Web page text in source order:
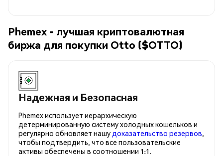
Phemex - лучшая криптовалютная
биржа для покупки Otto ($OTTO)
Надежная и Безопасная
Phemex использует иерархическую
детерминированную систему холодных кошельков и
регулярно обновляет нашу доказательство резервов,
чтобы подтвердить, что все пользовательские
активы обеспечены в соотношении 1:1.